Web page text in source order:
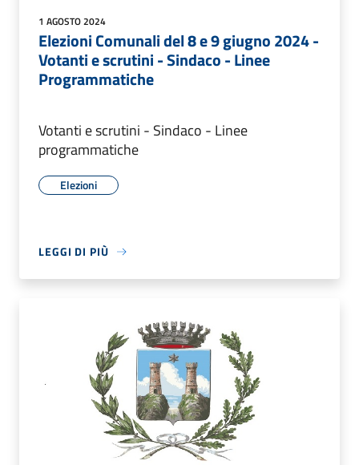
1 AGOSTO 2024
Elezioni Comunali del 8 e 9 giugno 2024 -
Votanti e scrutini - Sindaco - Linee
Programmatiche
Votanti e scrutini - Sindaco - Linee
programmatiche
Elezioni
LEGGI DI PIÙ